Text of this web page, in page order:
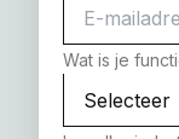
Wat is je